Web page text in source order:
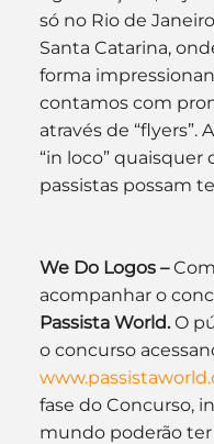
só no Rio de
Santa Catarina,
forma
contamos com
através de
“in loco”
passistas possam
We Do Logos –
acompanhar o
Passista World. O
o concurso
fase do Concurso,
mundo poderão ter